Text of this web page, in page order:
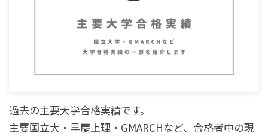
過去の主要大学合格実績です。
主要国立大・早慶上理・GMARCHなど、合格者中の現